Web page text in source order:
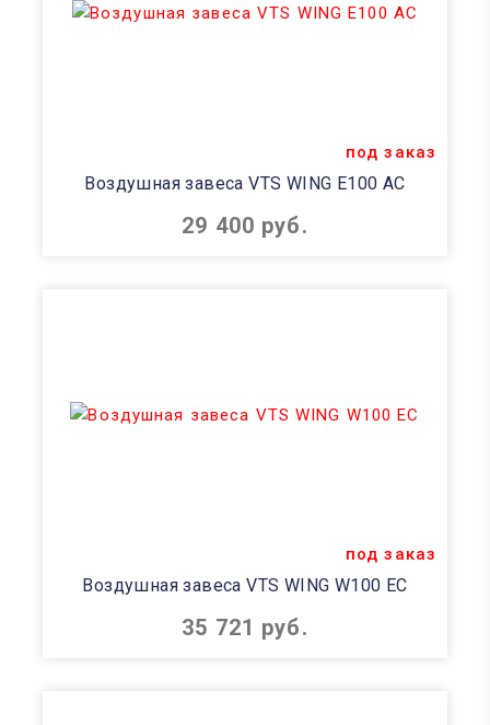
под заказ
Воздушная завеса VTS WING E100 AC
29 400 руб.
под заказ
Воздушная завеса VTS WING W100 EC
35 721 руб.